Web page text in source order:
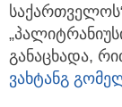
განაცხადა,
ვახტანგ